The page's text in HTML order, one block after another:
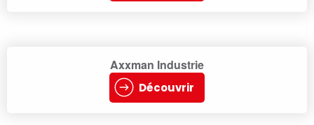
Axxman Industrie
Découvrir